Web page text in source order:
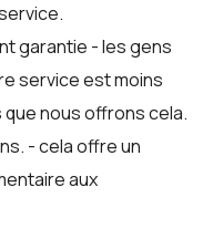
garantie - les gens
service est moins
nous offrons cela.
- cela offre un
aux